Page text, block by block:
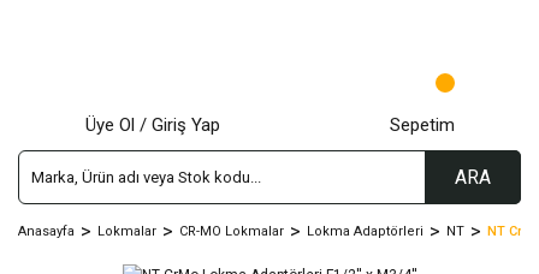
ARA
Üye Ol / Giriş Yap Sepetim
Anasayfa Lokmalar CR-MO Lokmalar Lokma Adaptörleri NT NT